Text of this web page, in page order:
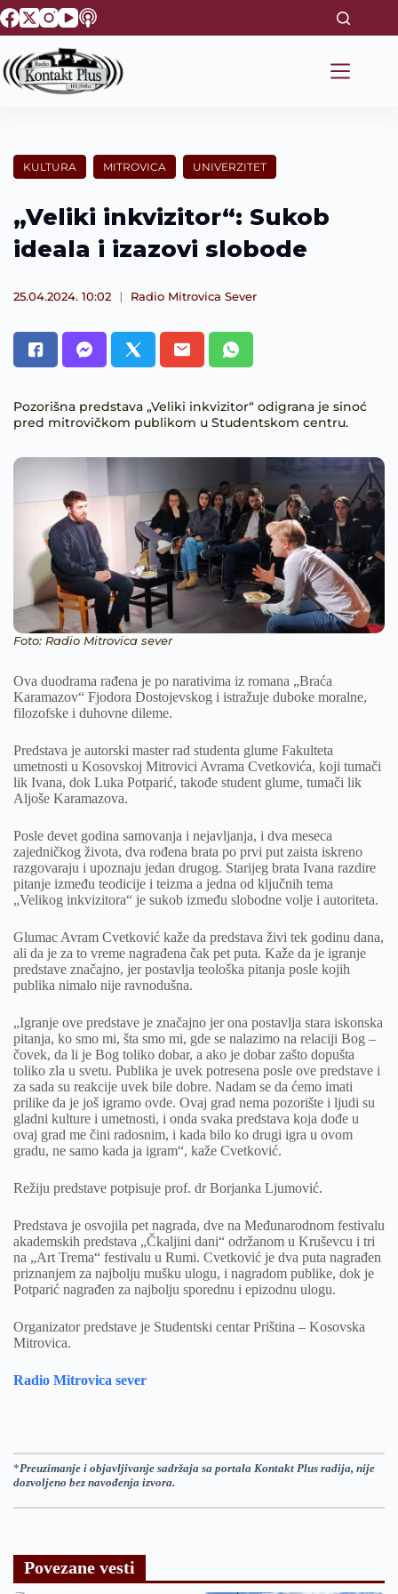
S
k
p
t
e
KULTURA MITROVICA UNIVERZITET
„Veliki inkvizitor“: Sukob
ideala i izazovi slobode
25.04.2024. 10:02 Radio Mitrovica Sever
Pozorišna predstava „Veliki inkvizitor“ odigrana je sinoć
pred mitrovičkom publikom u Studentskom centru.
Foto: Radio Mitrovica sever
Ova duodrama rađena je po narativima iz romana „Braća
Karamazov“ Fjodora Dostojevskog i istražuje duboke moralne,
filozofske i duhovne dileme.
Predstava je autorski master rad studenta glume Fakulteta
umetnosti u Kosovskoj Mitrovici Avrama Cvetkovića, koji tumači
lik Ivana, dok Luka Potparić, takođe student glume, tumači lik
Aljoše Karamazova.
Posle devet godina samovanja i nejavljanja, i dva meseca
zajedničkog života, dva rođena brata po prvi put zaista iskreno
razgovaraju i upoznaju jedan drugog. Starijeg brata Ivana razdire
pitanje između teodicije i teizma a jedna od ključnih tema
„Velikog inkvizitora“ je sukob između slobodne volje i autoriteta.
Glumac Avram Cvetković kaže da predstava živi tek godinu dana,
ali da je za to vreme nagrađena čak pet puta. Kaže da je igranje
predstave značajno, jer postavlja teološka pitanja posle kojih
publika nimalo nije ravnodušna.
„Igranje ove predstave je značajno jer ona postavlja stara iskonska
pitanja, ko smo mi, šta smo mi, gde se nalazimo na relaciji Bog –
čovek, da li je Bog toliko dobar, a ako je dobar zašto dopušta
toliko zla u svetu. Publika je uvek potresena posle ove predstave i
za sada su reakcije uvek bile dobre. Nadam se da ćemo imati
prilike da je još igramo ovde. Ovaj grad nema pozorište i ljudi su
gladni kulture i umetnosti, i onda svaka predstava koja dođe u
ovaj grad me čini radosnim, i kada bilo ko drugi igra u ovom
gradu, ne samo kada ja igram“, kaže Cvetković.
Režiju predstave potpisuje prof. dr Borjanka Ljumović.
Predstava je osvojila pet nagrada, dve na Međunarodnom festivalu
akademskih predstava „Čkaljini dani“ održanom u Kruševcu i tri
na „Art Trema“ festivalu u Rumi. Cvetković je dva puta nagrađen
priznanjem za najbolju mušku ulogu, i nagradom publike, dok je
Potparić nagrađen za najbolju sporednu i epizodnu ulogu.
Organizator predstave je Studentski centar Priština – Kosovska
Mitrovica.
Radio Mitrovica sever
*Preuzimanje i objavljivanje sadržaja sa portala Kontakt Plus radija, nije
dozvoljeno bez navođenja izvora.
Povezane vesti